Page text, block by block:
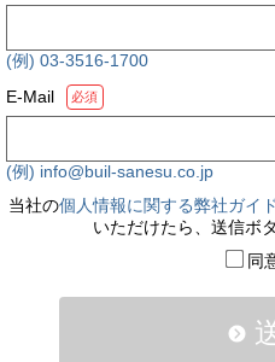
(例) 03-3516-1700
E-Mail
必須
(例) info@buil-sanesu.co.jp
当社の個人情報に関する弊社ガイ
いただけたら、送信ボ
同